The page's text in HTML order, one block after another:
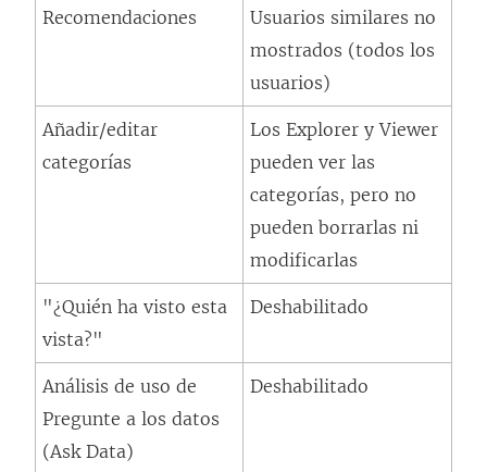
Recomendaciones
Usuarios similares no
mostrados (todos los
usuarios)
Añadir/editar
categorías
Los Explorer y Viewer
pueden ver las
categorías, pero no
pueden borrarlas ni
modificarlas
"¿Quién ha visto esta
vista?"
Deshabilitado
Análisis de uso de
Pregunte a los datos
(Ask Data)
Deshabilitado